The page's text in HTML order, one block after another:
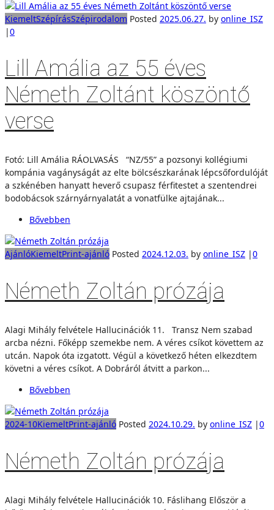
KiemeltSzépírásSzépirodalom Posted 2025.06.27. by online_ISZ
|0
Lill Amália az 55 éves
Németh Zoltánt köszöntő
verse
Fotó: Lill Amália RÁOLVASÁS “NZ/55” a pozsonyi kollégiumi
kompánia vagányságát az elte bölcsészkarának lépcsőfordulóját
a szkénében hanyatt heverő csupasz férfitestet a szentendrei
bodobácsok szárnyárnyalatát a vonatfülke ajtajának...
Bővebben
AjánlóKiemeltPrint-ajánló Posted 2024.12.03. by online_ISZ |0
Németh Zoltán prózája
Alagi Mihály felvétele Hallucinációk 11. Transz Nem szabad
arcba nézni. Főképp szemekbe nem. A véres csíkot követtem az
utcán. Napok óta izgatott. Végül a következő héten elkezdtem
követni a véres csíkot. A Dobráról átvitt a parkon...
Bővebben
2024-10KiemeltPrint-ajánló Posted 2024.10.29. by online_ISZ |0
Németh Zoltán prózája
Alagi Mihály felvétele Hallucinációk 10. Fáslihang Először a